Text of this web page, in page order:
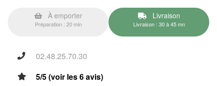
À emporter
Préparation : 20 min
Livraison
Livraison : 30 à 45 mn
02.48.25.70.30
5/5 (voir les 6 avis)